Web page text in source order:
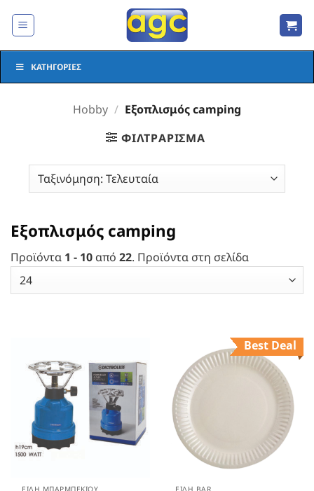
στο
ΚΑΤΗΓΟΡΊΕΣ
Hobby / Εξοπλισμός camping
ΦΙΛΤΡΆΡΙΣΜΑ
Εξοπλισμός camping
Προϊόντα 1 - 10 από 22. Προϊόντα στη σελίδα
ΕΊΔΗ ΜΠΆΡΜΠΕΚΙΟΥ
Best Deal
ΕΊΔΗ BAR